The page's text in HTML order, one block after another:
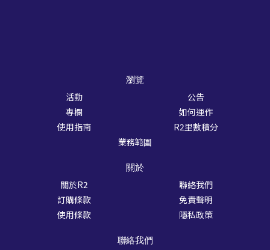
瀏覽
活動
公告
專欄
如何運作
使用指南
R2里數積分
業務範圍
關於
關於R2
聯絡我們
訂購條款
免責聲明
使用條款
隱私政策
聯絡我們